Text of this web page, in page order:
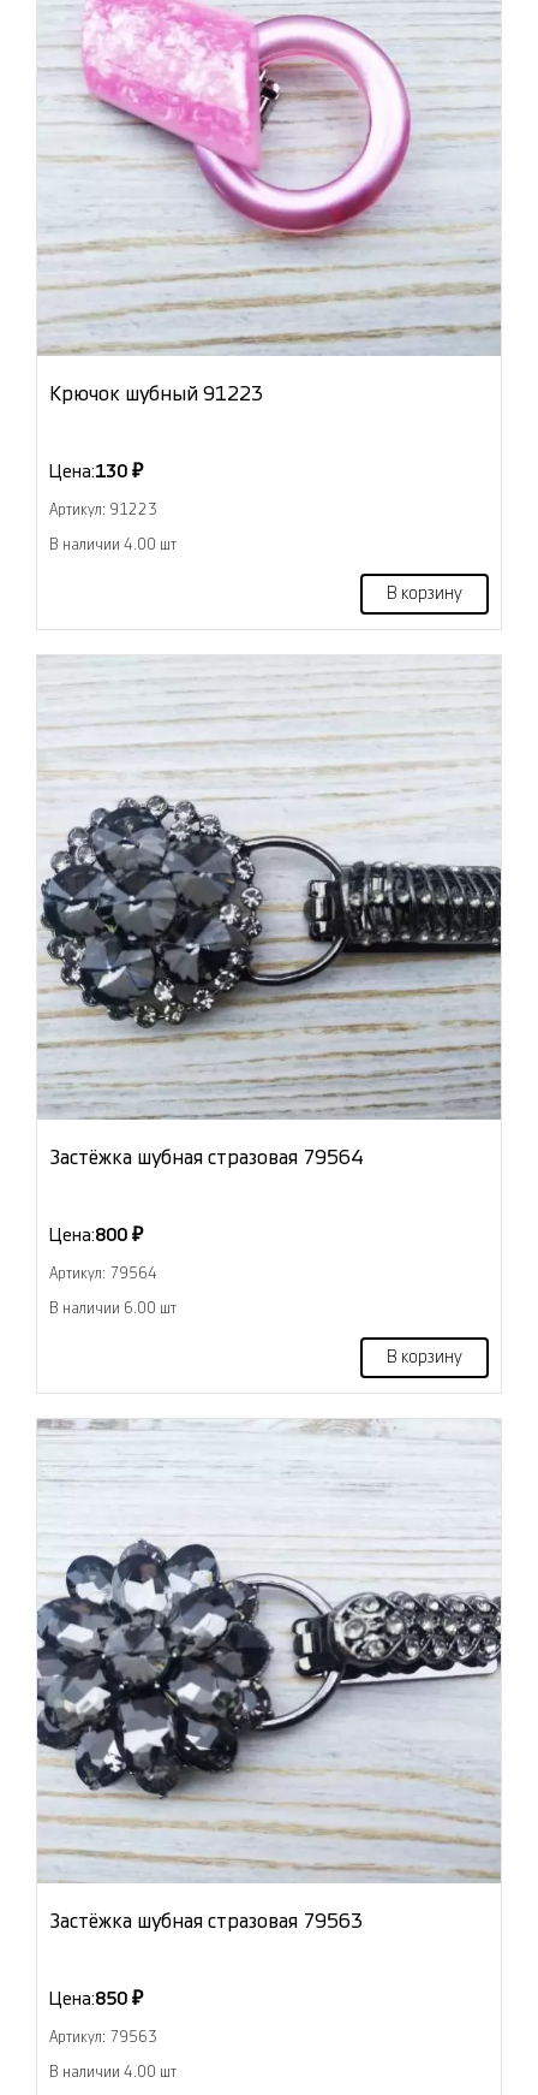
Крючок шубный 91223
Цена:130 ₽
Артикул: 91223
В наличии 4.00 шт
В корзину
Застёжка шубная стразовая 79564
Цена:800 ₽
Артикул: 79564
В наличии 6.00 шт
В корзину
Застёжка шубная стразовая 79563
Цена:850 ₽
Артикул: 79563
В наличии 4.00 шт